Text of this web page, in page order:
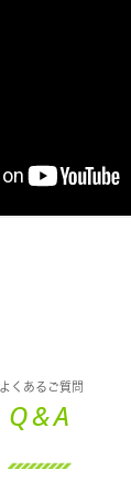
よくあるご質問
Q&A